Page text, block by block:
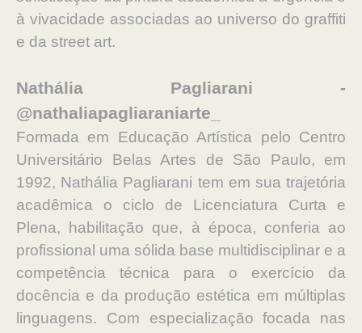
à vivacidade associadas ao universo do graffiti
e da street art.
Nathália Pagliarani -
@nathaliapagliaraniarte_
Formada em Educação Artística pelo Centro
Universitário Belas Artes de São Paulo, em
1992, Nathália Pagliarani tem em sua trajetória
acadêmica o ciclo de Licenciatura Curta e
Plena, habilitação que, à época, conferia ao
profissional uma sólida base multidisciplinar e a
competência técnica para o exercício da
docência e da produção estética em múltiplas
linguagens. Com especialização focada nas